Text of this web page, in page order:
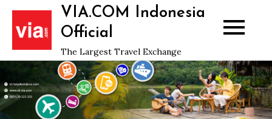
Skip
content
VIA.COM Indonesia
Official
The Largest Travel Exchange